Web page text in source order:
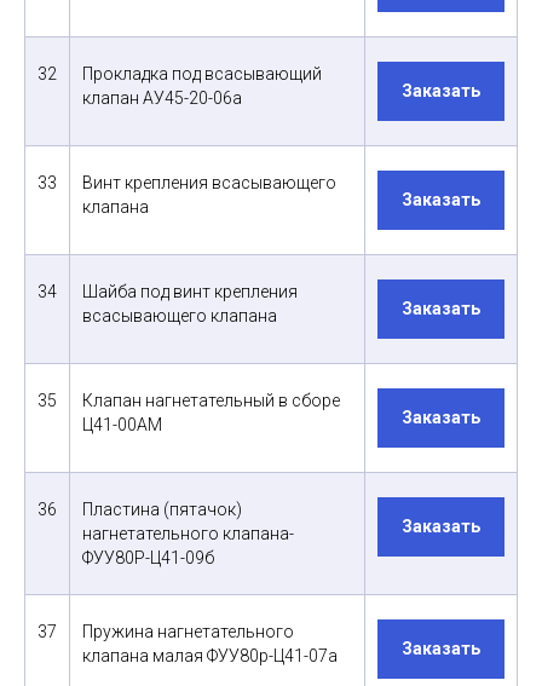
32
Прокладка под всасывающий
клапан АУ45-20-06а
Заказать
33
Винт крепления всасывающего
клапана
Заказать
34
Шайба под винт крепления
всасывающего клапана
Заказать
35
Клапан нагнетательный в сборе
Ц41-00АМ
Заказать
36
Пластина (пятачок)
нагнетательного клапана-
ФУУ80Р-Ц41-09б
Заказать
37
Пружина нагнетательного
клапана малая ФУУ80р-Ц41-07а
Заказать